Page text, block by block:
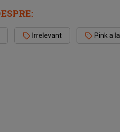
Irrelevant Pink a